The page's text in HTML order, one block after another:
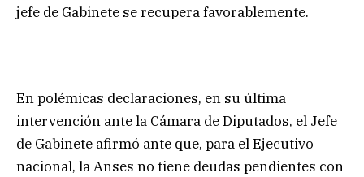
jefe de Gabinete se recupera favorablemente.
En polémicas declaraciones, en su última
intervención ante la Cámara de Diputados, el Jefe
de Gabinete afirmó ante que, para el Ejecutivo
nacional, la Anses no tiene deudas pendientes con